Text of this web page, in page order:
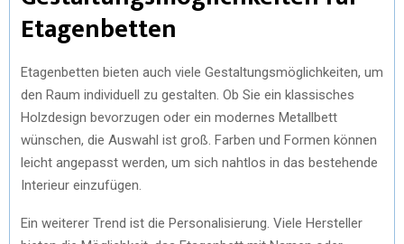
Etagenbetten
Etagenbetten bieten auch viele Gestaltungsmöglichkeiten, um
den Raum individuell zu gestalten. Ob Sie ein klassisches
Holzdesign bevorzugen oder ein modernes Metallbett
wünschen, die Auswahl ist groß. Farben und Formen können
leicht angepasst werden, um sich nahtlos in das bestehende
Interieur einzufügen.
Ein weiterer Trend ist die Personalisierung. Viele Hersteller